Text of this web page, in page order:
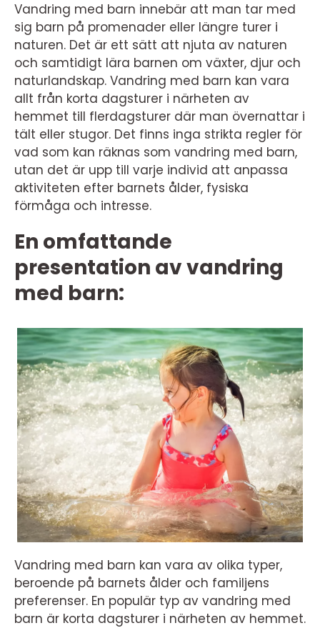
Vandring med barn innebär att man tar med
sig barn på promenader eller längre turer i
naturen. Det är ett sätt att njuta av naturen
och samtidigt lära barnen om växter, djur och
naturlandskap. Vandring med barn kan vara
allt från korta dagsturer i närheten av
hemmet till flerdagsturer där man övernattar i
tält eller stugor. Det finns inga strikta regler för
vad som kan räknas som vandring med barn,
utan det är upp till varje individ att anpassa
aktiviteten efter barnets ålder, fysiska
förmåga och intresse.
En omfattande
presentation av vandring
med barn:
Vandring med barn kan vara av olika typer,
beroende på barnets ålder och familjens
preferenser. En populär typ av vandring med
barn är korta dagsturer i närheten av hemmet.